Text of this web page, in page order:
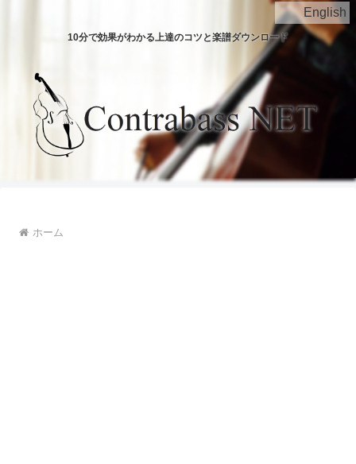
English
10分で効果がわかる上達のコツと楽譜ダウンロード
ホーム